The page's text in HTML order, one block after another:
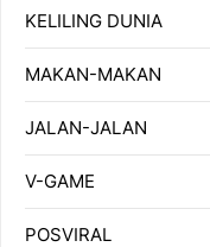
KELILING DUNIA
MAKAN-MAKAN
JALAN-JALAN
V-GAME
POSVIRAL